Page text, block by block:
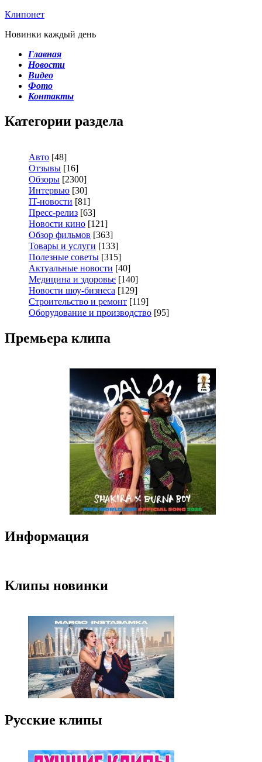
Клипонет
Новинки каждый день
Главная
Новости
Видео
Фото
Контакты
Категории раздела
Авто [48]
Отзывы [16]
Обзоры [2300]
Интервью [30]
IT-новости [81]
Пресс-релиз [63]
Новости кино [121]
Обзор фильмов [363]
Товары и услуги [133]
Полезные советы [315]
Актуальные новости [40]
Медицина и здоровье [140]
Новости шоу-бизнеса [129]
Строительство и ремонт [119]
Оборудование и производство [95]
Премьера клипа
Информация
Клипы новинки
Русские клипы